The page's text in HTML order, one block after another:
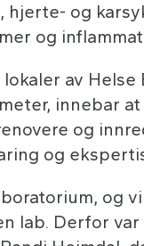
og
og
av
innebar
og
og
og
lab. Derfor